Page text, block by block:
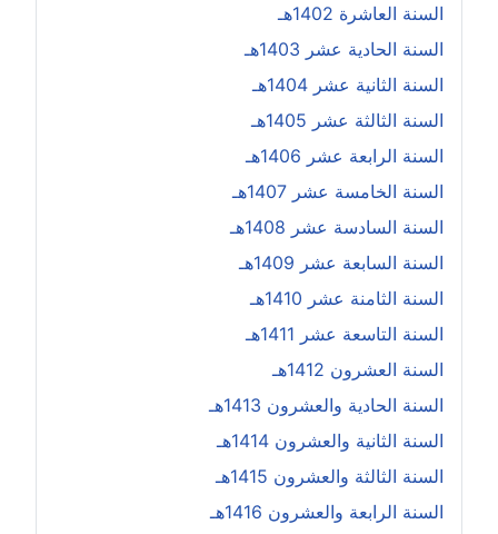
السنة العاشرة 1402هـ
السنة الحادية عشر 1403هـ
السنة الثانية عشر 1404هـ
السنة الثالثة عشر 1405هـ
السنة الرابعة عشر 1406هـ
السنة الخامسة عشر 1407هـ
السنة السادسة عشر 1408هـ
السنة السابعة عشر 1409هـ
السنة الثامنة عشر 1410هـ
السنة التاسعة عشر 1411هـ
السنة العشرون 1412هـ
السنة الحادية والعشرون 1413هـ
السنة الثانية والعشرون 1414هـ
السنة الثالثة والعشرون 1415هـ
السنة الرابعة والعشرون 1416هـ